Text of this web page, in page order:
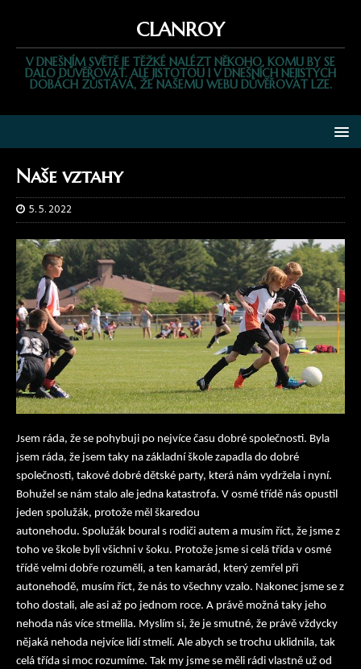
CLANROY
V DNEŠNÍM SVĚTĚ JE TĚŽKÉ NALÉZT NĚKOHO, KOMU BY SE
DALO DŮVĚŘOVAT. ALE JISTOTOU I V DNEŠNÍCH NEJISTÝCH
DOBÁCH ZŮSTÁVÁ, ŽE NAŠEMU WEBU DŮVĚŘOVAT LZE.
Naše vztahy
5. 5. 2022
Jsem ráda, že se pohybuji po nejvíce času dobré společnosti. Byla
jsem ráda, že jsem taky na základní škole zapadla do dobré
společnosti, takové dobré dětské party, která nám vydržela i nyní.
Bohužel se nám stalo ale jedna katastrofa. V osmé třídě nás opustil
jeden spolužák, protože měl škaredou
autonehodu. Spolužák boural s rodiči autem a musím říct, že jsme z
toho ve škole byli všichni v šoku. Protože jsme si celá třída v osmé
třídě velmi dobře rozuměli, a ten kamarád, který zemřel při
autonehodě, musím říct, že nás to všechny vzalo. Nakonec jsme se z
toho dostali, ale asi až po jednom roce. A právě možná taky jeho
nehoda nás více stmelila. Myslím si, že je smutné, že právě vždycky
nějaká nehoda nejvíce lidí stmelí. Ale abych se trochu uklidnila, tak
celá třída si moc rozumíme. Tak my jsme se měli rádi vlastně už od